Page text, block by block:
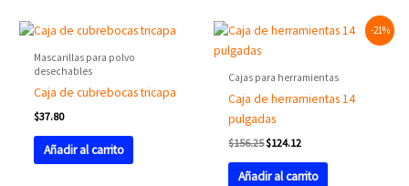
Mascarillas para polvo
desechables
Caja de cubrebocas tricapa
$37.80
Añadir al carrito
-21%
Cajas para herramientas
Caja de herramientas 14
pulgadas
$156.25
Original
$124.12
Current
Añadir al carrito